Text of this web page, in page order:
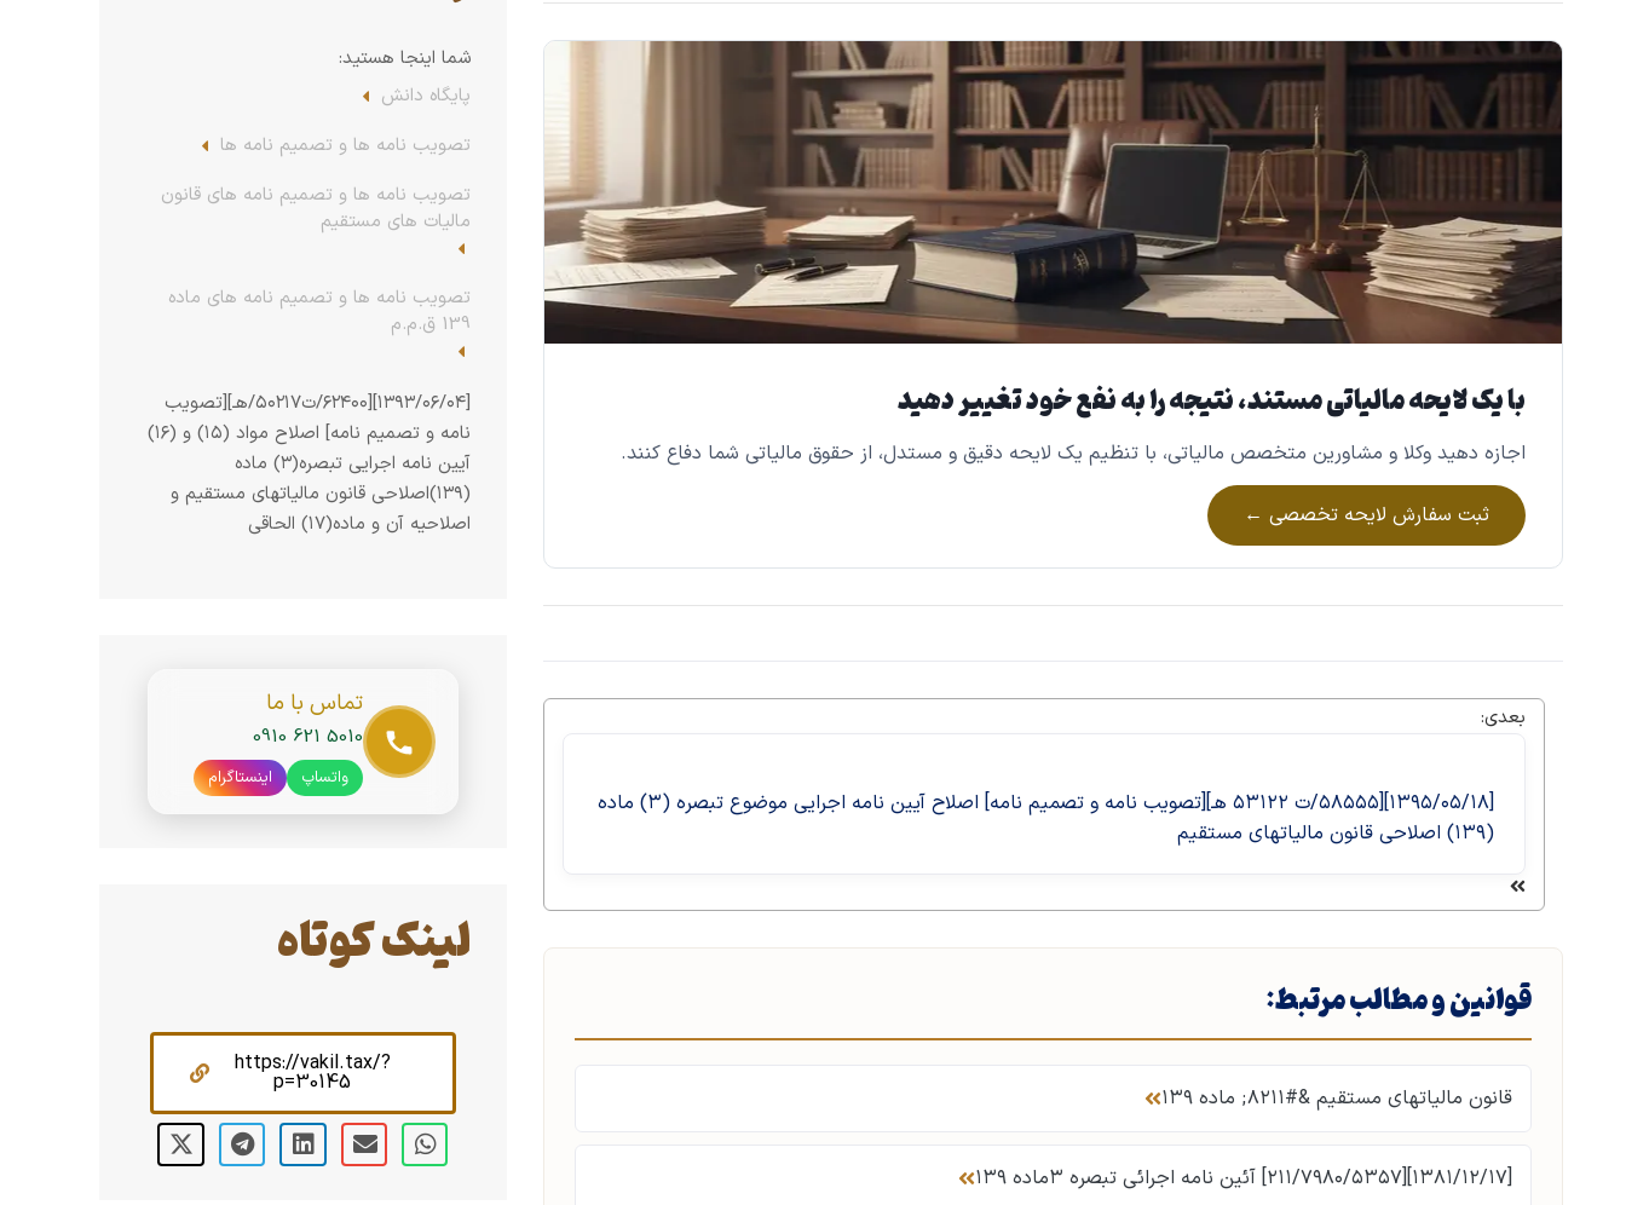
شما اینجا هستید:
پایگاه دانش
تصویب نامه ها و تصمیم نامه ها
تصویب نامه ها و تصمیم نامه های قانون
مالیات های مستقیم
تصویب نامه ها و تصمیم نامه های ماده
139 ق.م.م
[۱۳۹۳/۰۶/۰۴][۶۲۴۰۰/ت۵۰۲۱۷/هـ][تصویب
نامه و تصمیم نامه] اصلاح مواد (۱۵) و (۱۶)
آیین نامه اجرایی تبصره(۳) ماده
(۱۳۹)اصلاحی قانون مالیات­های مستقیم و
اصلاحیه آن و ماده(۱۷) الحاقی
تماس با ما
0910 621 5010
واتساپ اینستاگرام
لینک کوتاه
https://vakil.tax/?
p=30145
با یک لایحه مالیاتی مستند، نتیجه را به نفع خود تغییر دهید
اجازه دهید وکلا و مشاورین متخصص مالیاتی، با تنظیم یک لایحه دقیق و مستدل، از حقوق مالیاتی شما دفاع کنند.
ثبت سفارش لایحه تخصصی ←
بعدی:
[۱۳۹۵/۰۵/۱۸][۵۸۵۵۵/ت ۵۳۱۲۲ هـ][تصویب نامه و تصمیم نامه] اصلاح آیین­ نامه اجرایی موضوع تبصره (۳) ماده
(۱۳۹) اصلاحی قانون مالیات­های مستقیم
قوانین و مطالب مرتبط:
قانون مالیاتهای مستقیم &#۸۲۱۱; ماده ۱۳۹
[۱۳۸۱/۱۲/۱۷][۲۱۱/۷۹۸۰/۵۳۵۷] آئین نامه اجرائی تبصره ۳ماده ۱۳۹